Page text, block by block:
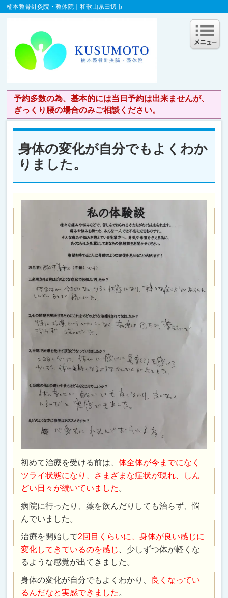
楠本整骨針灸院・整体院｜和歌山県田辺市
予約多数の為、基本的には当日予約は出来ませんが、
ぎっくり腰の場合のみご相談ください。
身体の変化が自分でもよくわか
りました。
初めて治療を受ける前は、体全体が今までになく
ツライ状態になり、さまざまな症状が現れ、しん
どい日々が続いていました 。
病院に行ったり、薬を飲んだりしても治らず、悩
んでいました。
治療を開始して2回目くらいに、身体が良い感じに
変化してきているのを感じ
、少しずつ体が軽くな
るような感覚が出てきました。
身体の変化が自分でもよくわかり、
良くなってい
るんだなと実感できました 。